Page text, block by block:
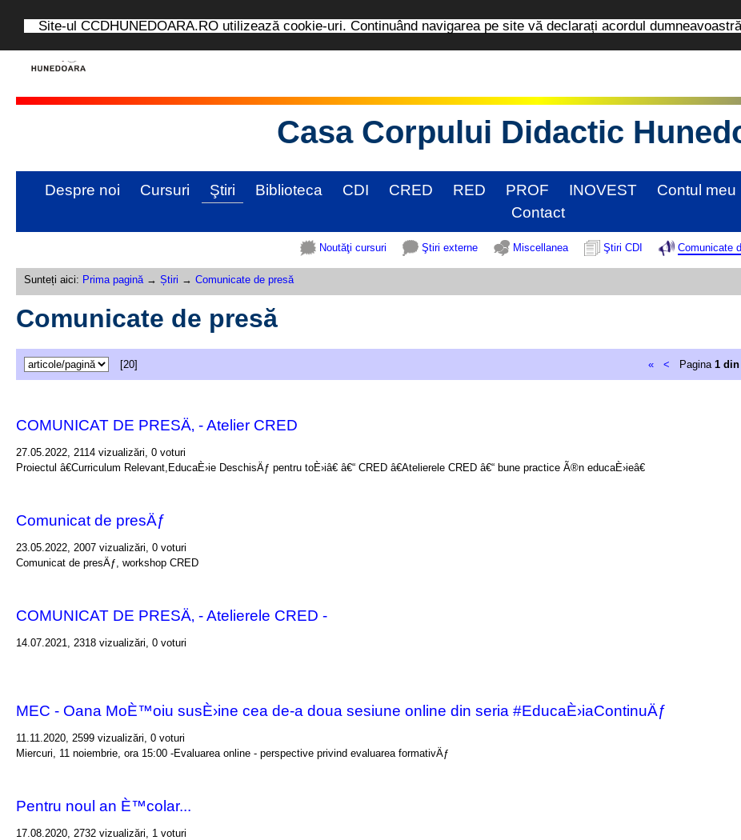
Site-ul CCDHUNEDOARA.RO utilizează cookie-uri. Continuând navigarea pe site vă declarați acordul
Casa Corpului Didactic
Despre noi Cursuri Ştiri Biblioteca CDI CRED RED PROF INOVEST Contul meu
Contact
Noutăţi cursuri Ştiri externe Miscellanea Ştiri CDI Comunicate
Sunteți aici: Prima pagină→ Știri → Comunicate de presă
Comunicate de presă
[20] « < Pagina 1 din
COMUNICAT DE PRESÄ‚ - Atelier CRED
27.05.2022, 2114 vizualizări, 0 voturi
Proiectul â€Curriculum Relevant,EducaÈ›ie DeschisÄƒ pentru toÈ›iâ€ â€“ CRED â€Atelierele CRED â€“ bune practice Ã®n educaÈ›ieâ€
Comunicat de presÄƒ
23.05.2022, 2007 vizualizări, 0 voturi
Comunicat de presÄƒ, workshop CRED
COMUNICAT DE PRESÄ‚ - Atelierele CRED -
14.07.2021, 2318 vizualizări, 0 voturi
MEC - Oana MoÈ™oiu susÈ›ine cea de-a doua sesiune online din seria #EducaÈ›iaContinuÄƒ
11.11.2020, 2599 vizualizări, 0 voturi
Miercuri, 11 noiembrie, ora 15:00 -Evaluarea online - perspective privind evaluarea formativÄƒ
Pentru noul an È™colar...
17.08.2020, 2732 vizualizări, 1 voturi